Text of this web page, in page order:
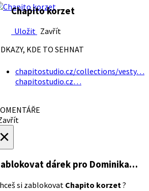
Chapito korzet
Uložit Zavřít
KDE TO SEHNAT
chapitostudio.cz/collections/vesty…
chapitostudio.cz…
dárek pro Dominika…
si zablokovat Chapito korzet?